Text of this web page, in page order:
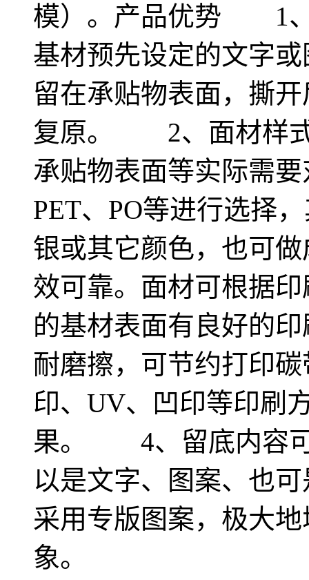
模）。产品优势 1、
基材预先设定的文字
留在承贴物表面，撕
复原。 2、面材样式
承贴物表面等实际需
PET、PO等进行选择
银或其它颜色，也可
效可靠。面材可根据
的基材表面有良好的
耐磨擦，可节约打印
印、UV、凹印等印刷
果。 4、留底内容可
以是文字、图案、也
采用专版图案，极大
象。